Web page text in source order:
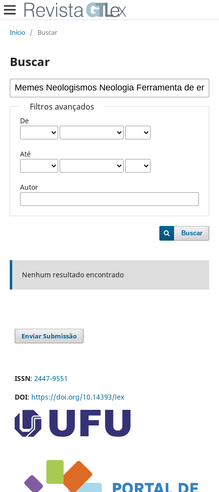
Início / Buscar
Buscar
Filtros avançados
De
Até
Autor
Buscar
Nenhum resultado encontrado
Enviar Submissão
ISSN: 2447-9551
DOI: https://doi.org/10.14393/lex